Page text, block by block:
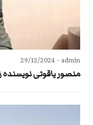
admin -
29/12/2024
منصور یاقوتی